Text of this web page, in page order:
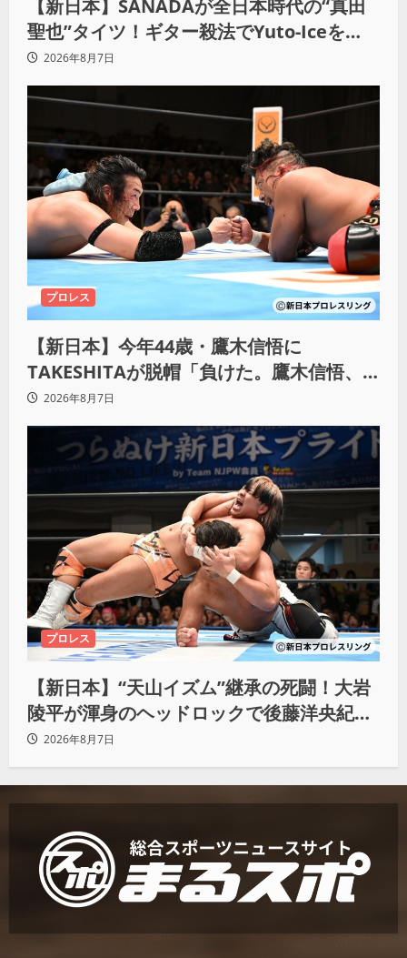
【新日本】SANADAが全日本時代の“真田
聖也”タイツ！ギター殺法でYuto-Iceを
KO「俺と闘う時は考えろ。感じるな」
2026年8月7日
プロレス
【新日本】今年44歳・鷹木信悟に
TAKESHITAが脱帽「負けた。鷹木信悟、
強いわ！」
2026年8月7日
プロレス
【新日本】“天山イズム”継承の死闘！大岩
陵平が渾身のヘッドロックで後藤洋央紀か
らタップ奪取 執念の「リベンジ＆4勝目」
2026年8月7日